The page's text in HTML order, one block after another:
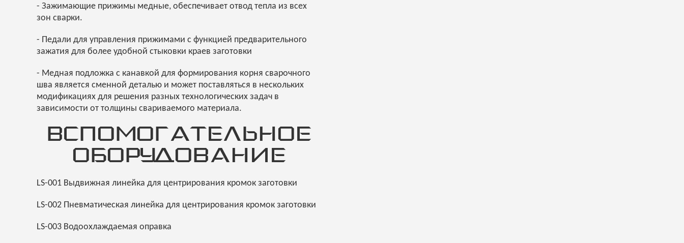
- Зажимающие прижимы медные, обеспечивает отвод тепла из всех
зон сварки.
- Педали для управления прижимами с функцией предварительного
зажатия для более удобной стыковки краев заготовки
- Медная подложка с канавкой для формирования корня сварочного
шва является сменной деталью и может поставляться в нескольких
модификациях для решения разных технологических задач в
зависимости от толщины свариваемого материала.
ВСПОМОГАТЕЛЬНОЕ
ОБОРУДОВАНИЕ
LS-001 Выдвижная линейка для центрирования кромок заготовки
LS-002 Пневматическая линейка для центрирования кромок заготовки
LS-003 Водоохлаждаемая оправка